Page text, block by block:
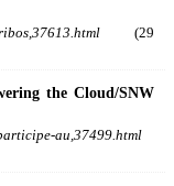
(29
the Cloud/SNW
au,37499.html